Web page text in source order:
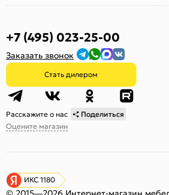
+7 (495) 023-25-00
Заказать звонок
Стать дилером
Расскажите о нас
Поделиться
Оцените магазин
ИКС 1180